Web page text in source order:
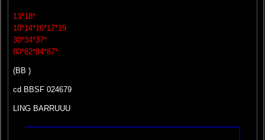
13*18*
10*14*16*17*19
30*34*37*
80*82*84*87*
(BB )
cd BBSF 024679
LING BARRUUU